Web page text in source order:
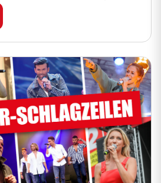
Schlager-Radio...